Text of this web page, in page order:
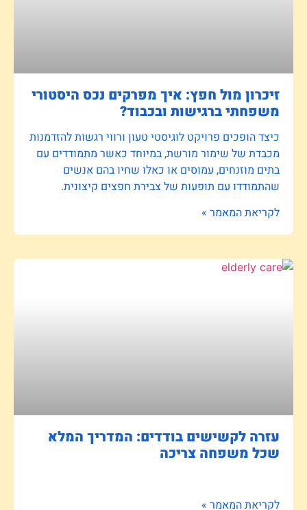
זיכרון מול חפץ: איך מפרקים נכס היסטורי
משפחתי ברגישות ובכבוד?
כיצד הופכים פרויקט לוגיסטי טעון ורווי רגשות להזדמנות
מכבדת של שימור מורשת, במיוחד כאשר מתמודדים עם
בתים מוזנחים, עמוסים או כאלו שחיו בהם אנשים
שהתמודדו עם תופעות של צבירת חפצים קיצונית.
לקריאת המאמר »
עזרה לקשישים בודדים: המדריך המלא
שכל משפחה צריכה
לקריאת המאמר »